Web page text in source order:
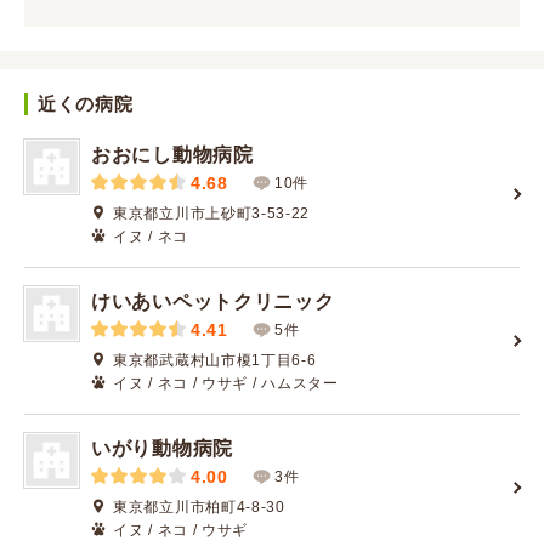
近くの病院
おおにし動物病院
4.68
10件
東京都立川市上砂町3-53-22
イヌ / ネコ
けいあいペットクリニック
4.41
5件
東京都武蔵村山市榎1丁目6-6
イヌ / ネコ / ウサギ / ハムスター
いがり動物病院
4.00
3件
東京都立川市柏町4-8-30
イヌ / ネコ / ウサギ